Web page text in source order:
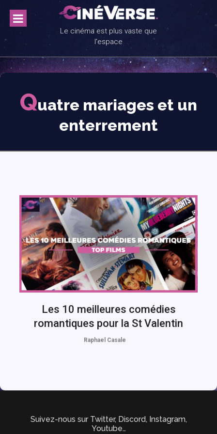
content
Le cinéma est plus vaste que
l'espace
Quatre mariages et un
enterrement
Les 10 meilleures comédies
romantiques pour la St Valentin
Raphael Casale
Suivez-nous sur Twitter, Discord, Instagram,
Youtube…